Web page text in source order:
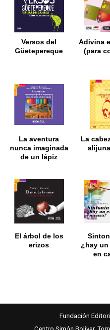
Versos del
Güetepereque
Adivina
(para
La aventura
nunca imaginada
de un lápiz
La
El árbol de los
erizos
¿hay
en
Fundación